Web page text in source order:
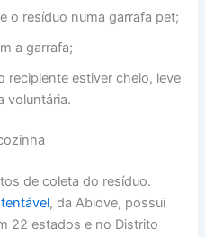
o resíduo numa garrafa pet;
a garrafa;
recipiente estiver cheio, leve
voluntária.
de coleta do resíduo.
, da Abiove, possui
22 estados e no Distrito